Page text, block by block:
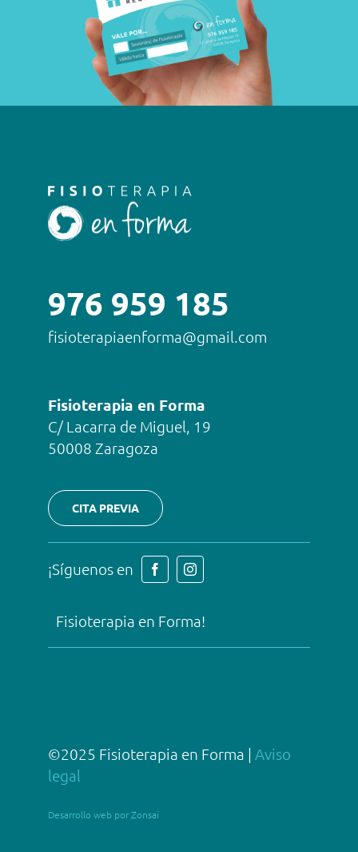
976 959 185
fisioterapiaenforma@gmail.com
Fisioterapia en Forma
C/ Lacarra de Miguel, 19
50008 Zaragoza
CITA PREVIA
¡Síguenos en
Fisioterapia en Forma!
©2025 Fisioterapia en Forma | Aviso
legal
Desarrollo web por Zonsai